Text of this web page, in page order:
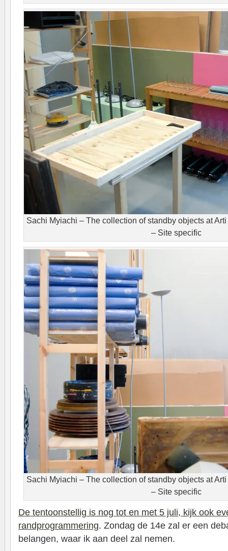
Sachi Myiachi – The collection of standby objects at
– Site specific
Sachi Myiachi – The collection of standby objects at
– Site specific
De tentoonstellig is nog tot en met 5 juli, kijk ook
randprogrammering. Zondag de 14e zal er een
belangen, waar ik aan deel zal nemen.